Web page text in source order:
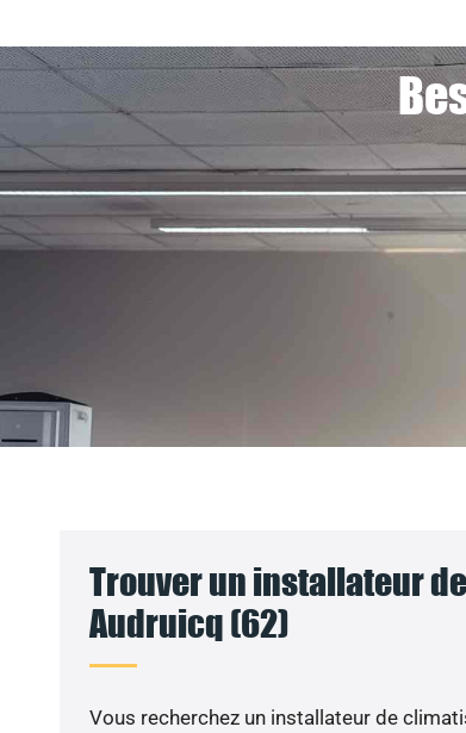
Trouver un installateur
Audruicq (62)
Vous recherchez un installateur de